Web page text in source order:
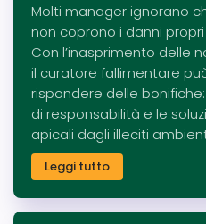
Molti manager ignorano
non coprono i danni
Con l’inasprimento delle
il curatore fallimentare
rispondere delle
di responsabilità e le
apicali dagli illeciti
Leggi tutto